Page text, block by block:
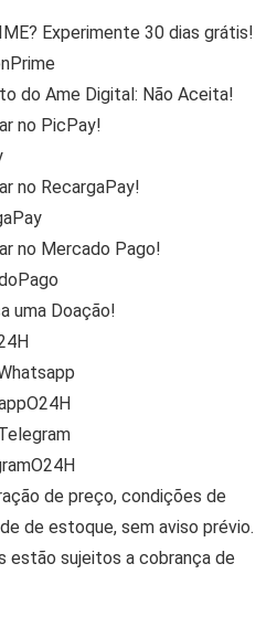
Experimente 30 dias grátis!
do Ame Digital: Não Aceita!
no PicPay!
no RecargaPay!
no Mercado Pago!
uma Doação!
de preço, condições de
de estoque, sem aviso prévio.
estão sujeitos a cobrança de